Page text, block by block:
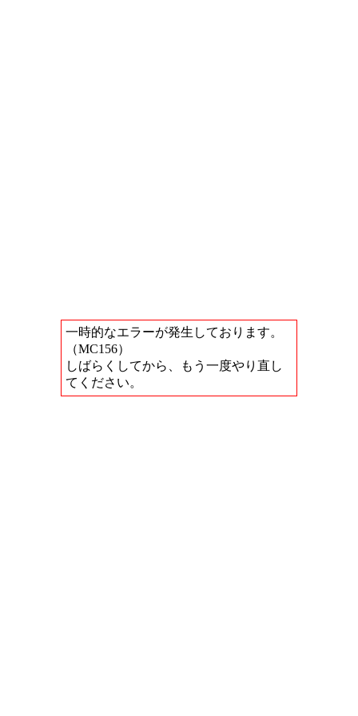
一時的なエラーが発生しております。
（MC156）
しばらくしてから、もう一度やり直し
てください。